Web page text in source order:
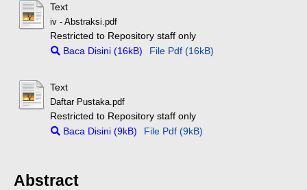
Text
iv - Abstraksi.pdf
Restricted to Repository staff only
Baca Disini (16kB)
File Pdf (16kB)
Text
Daftar Pustaka.pdf
Restricted to Repository staff only
Baca Disini (9kB)
File Pdf (9kB)
Abstract